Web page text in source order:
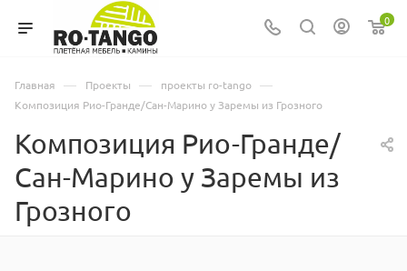
0
Главная — Проекты — проекты ro-tango —
Композиция Рио-Гранде/Сан-Марино у Заремы из Грозного
Композиция Рио-Гранде/
Сан-Марино у Заремы из
Грозного